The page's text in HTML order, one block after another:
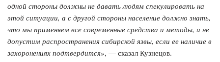
одной стороны должны не давать людям спекулировать на
этой ситуации, а с другой стороны население должно знать,
что мы применяем все современные средства и методы, и не
допустим распространения сибирской язвы, если ее наличие в
захоронениях подтвердится», — сказал Кузнецов.